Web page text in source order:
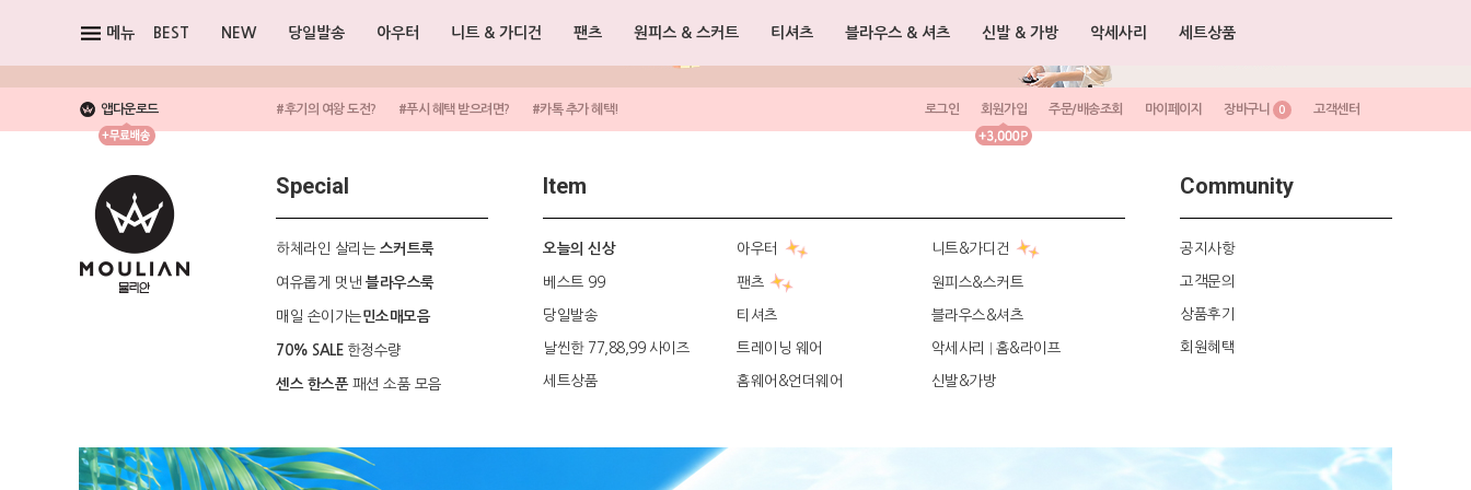
앱다운로드 #후기의 여왕 도전? #푸시 혜택 받으려면? #카톡 추가 혜택! 로그인 회원가입 주문/배송조회 마이페이지 장바구니 0 고객센터
Special
하체라인 살리는 스커트룩
여유롭게 멋낸 블라우스룩
매일 손이가는민소매모음
70% SALE 한정수량
센스 한스푼패션 소품 모음
Item
오늘의 신상 아우터 니트&가디건
베스트 99 팬츠 원피스&스커트
당일발송 티셔츠 블라우스&셔츠
날씬한 77,88,99 사이즈 트레이닝 웨어 악세사리 홈&라이프
세트상품 홈웨어&언더웨어 신발&가방
Community
공지사항
고객문의
상품후기
회원혜택
메뉴 BEST NEW 당일발송 아우터 니트 & 가디건 팬츠 원피스 & 스커트 티셔츠 블라우스 & 셔츠 신발 & 가방 악세사리 세트상품